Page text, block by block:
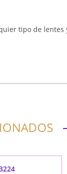
tipo de